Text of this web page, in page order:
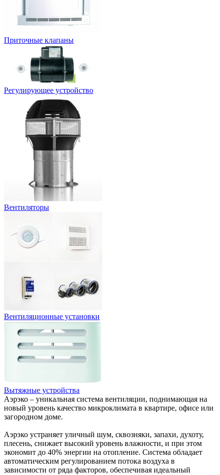
Приточные клапаны
Регулирующее устройство
Вентиляторы
Вентиляционные установки
Вытяжные устройства
Аэрэко – уникальная система вентиляции, поднимающая на
новый уровень качество микроклимата в квартире, офисе или
загородном доме.
Аэрэко устраняет уличный шум, сквозняки, запахи, духоту,
плесень, снижает высокий уровень влажности, и при этом
экономит до 40% энергии на отопление. Система обладает
автоматическим регулированием потока воздуха в
зависимости от ряда факторов, обеспечивая идеальный